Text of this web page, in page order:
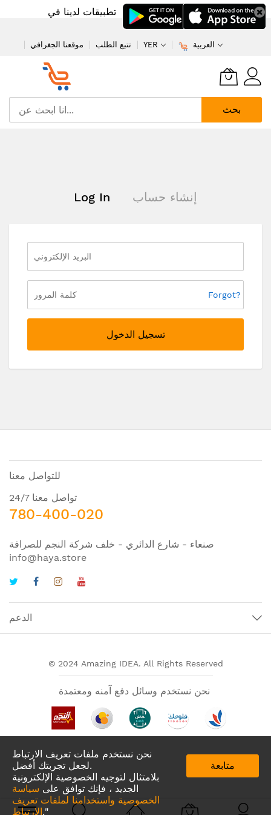
نحن نستخدم ملفات تعريف الارتباط
لجعل تجربتك أفضل.
بلامتثال لتوجيه الخصوصية الإلكترونية
الجديد ، فإنك توافق على سياسة
الخصوصية واستخدامنا لملفات تعريف
الارتباط."
متابعة
تطبيقات لدينا في
موقعنا الجغرافي تتبع الطلب YER العربية
بحث
Log In إنشاء حساب
Forgot?
تسجيل الدخول
للتواصل معنا
تواصل معنا 24/7
780-400-020
صنعاء - شارع الدائري - خلف شركة النجم للصرافة
info@haya.store
الدعم
© 2024 Amazing IDEA. All Rights Reserved
تطبيقات لدينا في